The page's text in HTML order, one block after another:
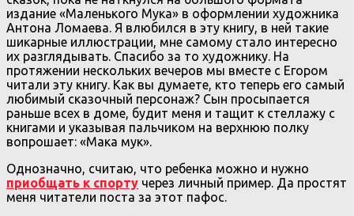
издание «Маленького Мука» в оформлении художника
Антона Ломаева. Я влюбился в эту книгу, в ней такие
шикарные иллюстрации, мне самому стало интересно
их разглядывать. Спасибо за то художнику. На
протяжении нескольких вечеров мы вместе с Егором
читали эту книгу. Как вы думаете, кто теперь его самый
любимый сказочный персонаж? Сын просыпается
раньше всех в доме, будит меня и тащит к стеллажу с
книгами и указывая пальчиком на верхнюю полку
вопрошает: «Мака мук».
Однозначно, считаю, что ребенка можно и нужно
приобщать к спорту через личный пример. Да простят
меня читатели поста за этот пафос.